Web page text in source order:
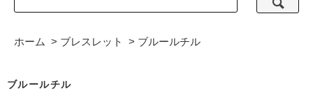
ホーム > ブレスレット > ブルールチル
ブルールチル